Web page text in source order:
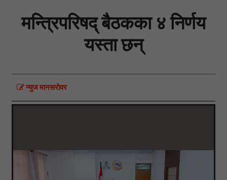
मन्त्रिपरिषद् बैठकका ४ निर्णय
यस्ता छन्
न्युज मानसराेवर